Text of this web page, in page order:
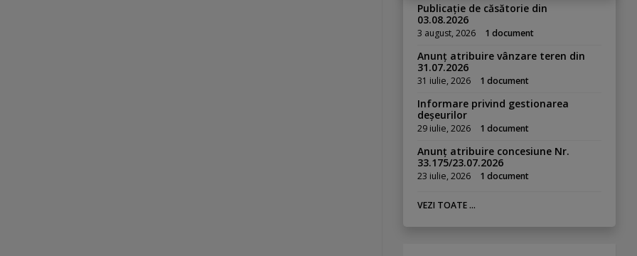
Publicație de căsătorie din
03.08.2026
3 august, 2026 1 document
Anunț atribuire vânzare teren din
31.07.2026
31 iulie, 2026 1 document
Informare privind gestionarea
deșeurilor
29 iulie, 2026 1 document
Anunț atribuire concesiune Nr.
33.175/23.07.2026
23 iulie, 2026 1 document
VEZI TOATE ...